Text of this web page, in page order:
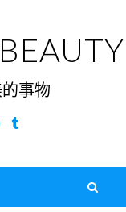
事物
Pinterest
Tumblr